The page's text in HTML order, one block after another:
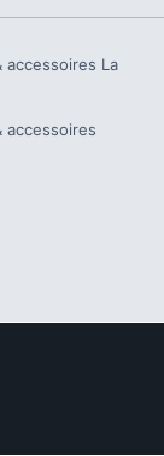
accessoires La
accessoires